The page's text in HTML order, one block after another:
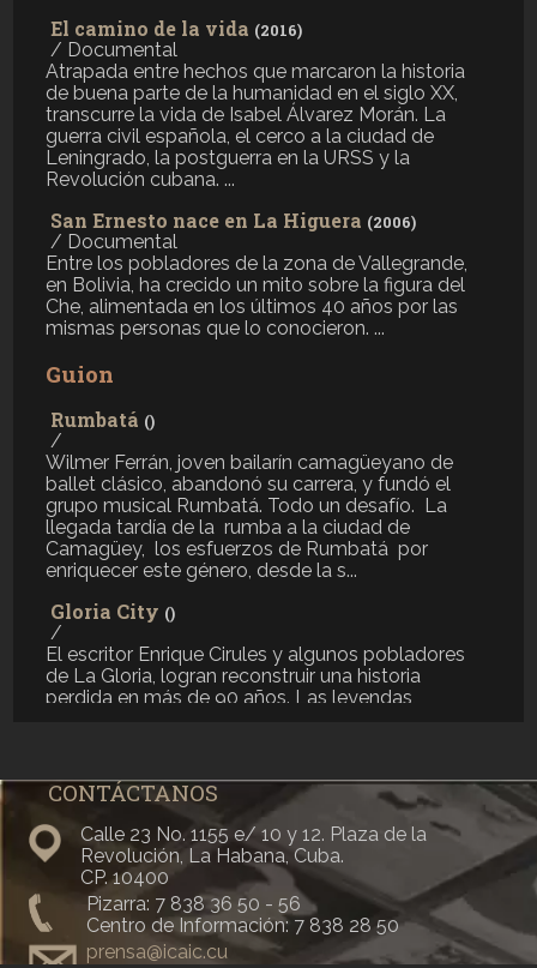
El camino de la vida (2016)
/ Documental
Atrapada entre hechos que marcaron la historia
de buena parte de la humanidad en el siglo XX,
transcurre la vida de Isabel Álvarez Morán. La
guerra civil española, el cerco a la ciudad de
Leningrado, la postguerra en la URSS y la
Revolución cubana. ...
San Ernesto nace en La Higuera (2006)
/ Documental
Entre los pobladores de la zona de Vallegrande,
en Bolivia, ha crecido un mito sobre la figura del
Che, alimentada en los últimos 40 años por las
mismas personas que lo conocieron. ...
Guion
Rumbatá ()
/
Wilmer Ferrán, joven bailarín camagüeyano de
ballet clásico, abandonó su carrera, y fundó el
grupo musical Rumbatá. Todo un desafío. La
llegada tardía de la rumba a la ciudad de
Camagüey, los esfuerzos de Rumbatá por
enriquecer este género, desde la s...
Gloria City ()
/
El escritor Enrique Cirules y algunos pobladores
de La Gloria, logran reconstruir una historia
perdida en más de 90 años. Las leyendas,
Viaje al país que ya no existe (2014)
/
Cuarenta años después de filmar la guerra y la
reconstrucción de Viet Nam; Iván Nápoles,
experimentado camarógrafo del Noticiero ICAIC
Latinoamericano, regresa a los escenarios de sus
más entrañable imágenes. El encuentro lo hace
reír y llorar. Sobre los ...
CONTÁCTANOS
Calle 23 No. 1155 e/ 10 y 12. Plaza de la
Revolución, La Habana, Cuba.
CP. 10400
Pizarra: 7 838 36 50 - 56
Centro de Información: 7 838 28 50
prensa@icaic.cu